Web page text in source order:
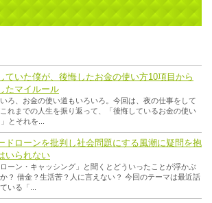
ていた僕が、後悔したお金の使い方10項目から
たマイルール
ろ、お金の使い道もいろいろ。今回は、夜の仕事をして
れまでの人生を振り返って、「後悔しているお金の使い
とそれを...
ドローンを批判し社会問題にする風潮に疑問を抱
いられない
ローン・キャッシング」と聞くとどういったことが浮かぶ
？ 借金？生活苦？人に言えない？ 今回のテーマは最近話
いる「...